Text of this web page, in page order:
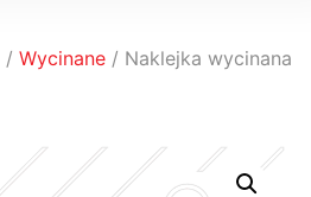
/ Wycinane / Naklejka wycinana